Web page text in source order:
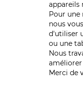
appareils
Pour une
nous
d'utiliser
ou une
Nous
Merci de